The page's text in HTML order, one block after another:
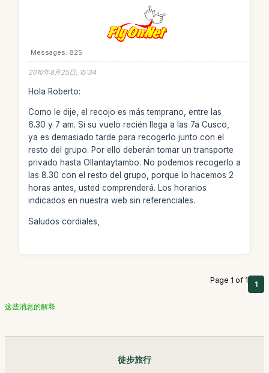
Messages: 825
2010年8月25日, 15:34
Hola Roberto:
Como le dije, el recojo es más temprano, entre las
6.30 y 7 am. Si su vuelo recién llega a las 7a Cusco,
ya es demasiado tarde para recogerlo junto con el
resto del grupo. Por ello deberán tomar un transporte
privado hasta Ollantaytambo. No podemos recogerlo a
las 8.30 con el resto del grupo, porque lo hacemos 2
horas antes, usted comprenderá. Los horarios
indicados en nuestra web sin referenciales.
Saludos cordiales,
Page 1 of 1 1
这些消息的解释
徒步旅行